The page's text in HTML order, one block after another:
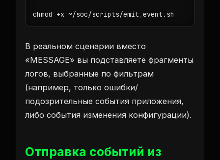
chmod +x ~/soc/scripts/emit_event.sh
В реальном сценарии вместо
«MESSAGE» вы подставляете фрагменты
логов, выбранные по фильтрам
(например, только ошибки/
подозрительные события приложения,
либо события изменения конфигурации).
Отправка событий из